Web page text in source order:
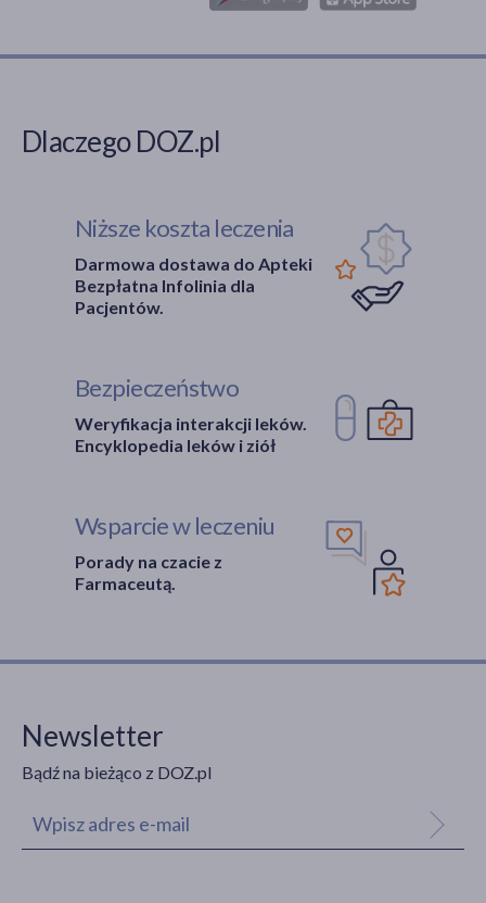
Dlaczego DOZ.pl
Niższe koszta leczenia
Darmowa dostawa do Apteki
Bezpłatna Infolinia dla
Pacjentów.
Bezpieczeństwo
Weryfikacja interakcji leków.
Encyklopedia leków i ziół
Wsparcie w leczeniu
Porady na czacie z
Farmaceutą.
Newsletter
Bądź na bieżąco z DOZ.pl